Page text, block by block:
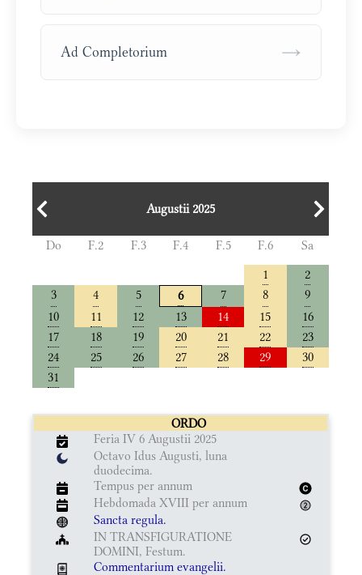
Ad Completorium →
Augustii 2025
Do F.2 F.3 F.4 F.5 F.6
Sa
1
2
3
4 5 6 7 8
9
10
11 12 13 14 15
16
17
18 19 20 21 22
23
24
25 26 27 28 29
30
31
ORDO
Feria IV 6 Augustii 2025
Octavo Idus Augusti, luna
duodecima.
Tempus per annum
Hebdomada XVIII per annum
Sancta regula.
IN TRANSFIGURATIONE
DOMINI, Festum.
Commentarium evangelii.